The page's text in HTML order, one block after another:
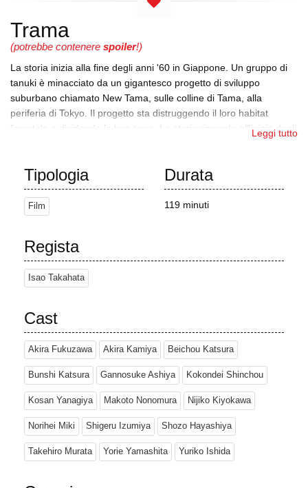
Trama
(potrebbe contenere spoiler!)
La storia inizia alla fine degli anni '60 in Giappone. Un gruppo di
tanuki è minacciato da un gigantesco progetto di sviluppo
suburbano chiamato New Tama, sulle colline di Tama, alla
periferia di Tokyo. Il progetto sta distruggendo il loro habitat
forestale e dividendo la loro terra. La storia riprende all'inizio degli
tanuki iniziano a lottare tra loro per le risorse in diminuzione, ma
su sollecitazione della matriarca Oroku decidono di unirsi per
fermare lo sviluppo.
Gonta, il vecchio guru Seizaemon, la saggia Oroku e il giovane e
intraprendente Shoukichi. Utilizzando le loro abilità di illusione
(che devono reimparare dopo averle dimenticate), mettono in
scena una serie di diversivi, tra cui il sabotaggio industriale.
spaventando i lavoratori dell'edilizia che si licenziano, ma
vengono immediatamente sostituiti da altri lavoratori. Disperati, i
tanuki inviano dei messaggeri per chiedere aiuto a vari anziani
Dopo diversi anni, uno dei messaggeri ritorna portando un trio di
anziani dalla lontana isola di Shikoku, dove lo sviluppo non è un
problema e i tanuki sono ancora venerati. Nel tentativo di
ristabilire il rispetto per il soprannaturale, il gruppo organizza
un'enorme parata di fantasmi per far credere agli umani che la
città sia infestata. La tensione dell'enorme illusione uccide uno
Leggi tutto
Tipologia
Film
Durata
119 minuti
Regista
Isao Takahata
Cast
Akira Fukuzawa Akira Kamiya Beichou Katsura
Bunshi Katsura Gannosuke Ashiya Kokondei Shinchou
Kosan Yanagiya Makoto Nonomura Nijiko Kiyokawa
Norihei Miki Shigeru Izumiya Shozo Hayashiya
Takehiro Murata Yorie Yamashita Yuriko Ishida